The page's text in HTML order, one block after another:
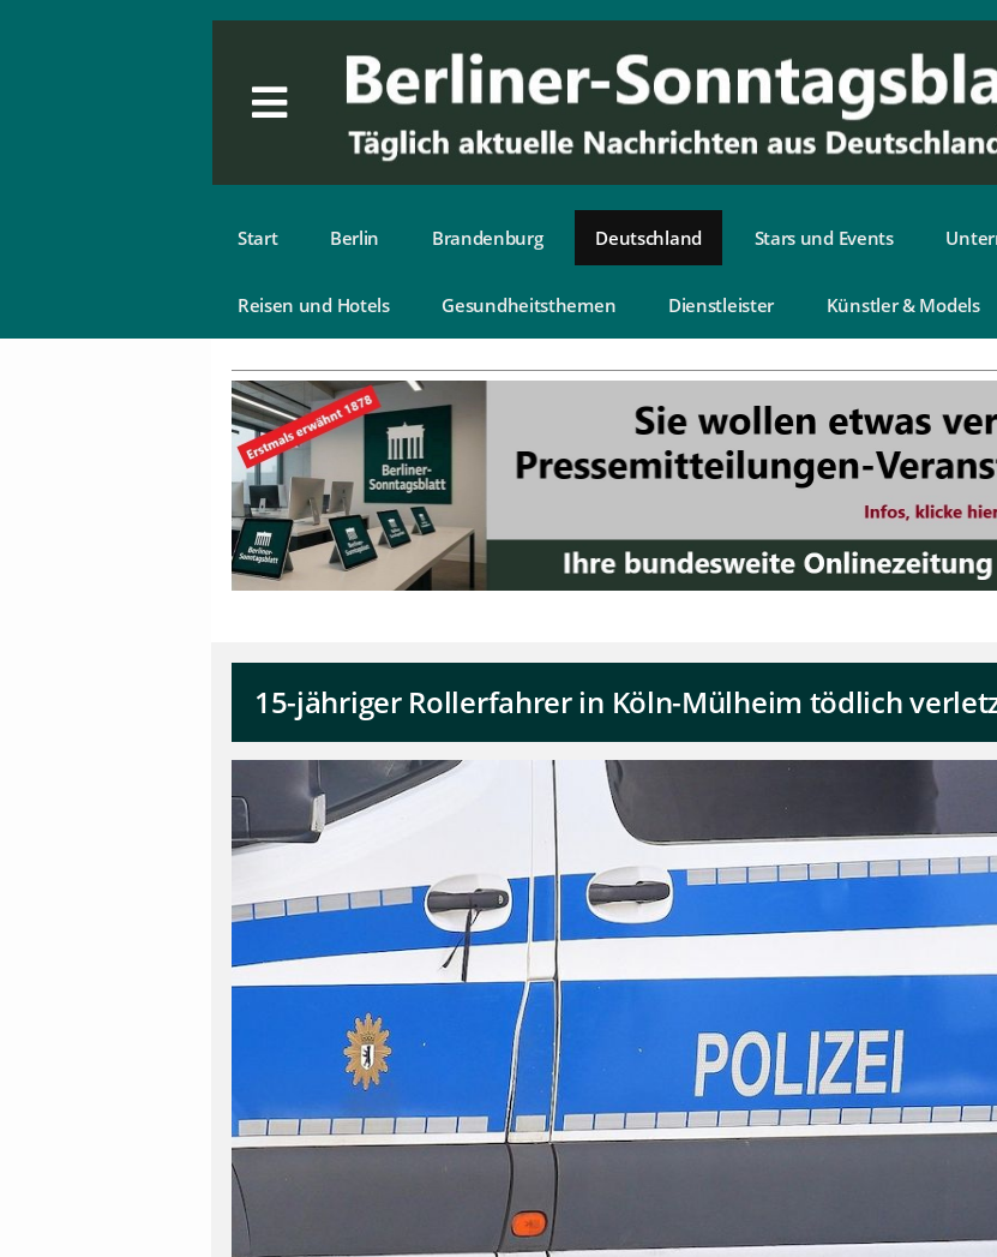
Start Berlin Brandenburg Deutschland Stars und Events
Reisen und Hotels Gesundheitsthemen Dienstleister Künstler & Models
15-jähriger Rollerfahrer in Köln-Mülheim tödlich